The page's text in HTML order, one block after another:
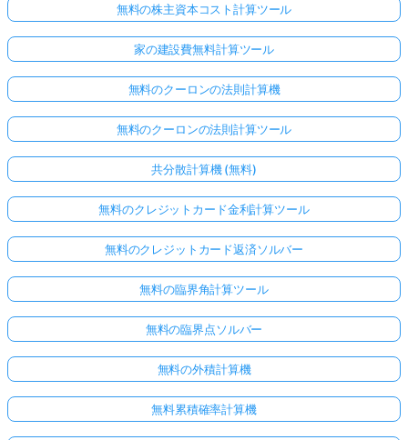
無料の株主資本コスト計算ツール
家の建設費無料計算ツール
無料のクーロンの法則計算機
無料のクーロンの法則計算ツール
共分散計算機 (無料)
無料のクレジットカード金利計算ツール
無料のクレジットカード返済ソルバー
無料の臨界角計算ツール
無料の臨界点ソルバー
無料の外積計算機
無料累積確率計算機